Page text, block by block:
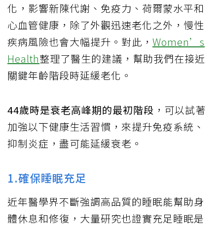
化，影響新陳代謝、免疫力、荷爾蒙水平和
心血管健康，除了外觀迅速老化之外，慢性
疾病風險也會大幅提升。對此， Women’s
Health整理了醫生的建議，幫助我們在接近
關鍵年齡階段時延緩老化。
44歲時是衰老高峰期的最初階段 ，可以試著
加強以下健康生活習慣，來提升免疫系統、
抑制炎症，盡可能延緩衰老。
1.確保睡眠充足
近年醫學界不斷強調高品質的睡眠能幫助身
體休息和修復，大量研究也證實充足睡眠是